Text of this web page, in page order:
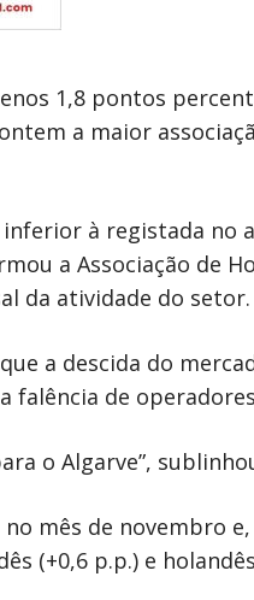
1,8 pontos
a maior
à registada no
a Associação de
da atividade do setor.
a descida do
falência de
o Algarve”,
mês de novembro
(+0,6 p.p.) e